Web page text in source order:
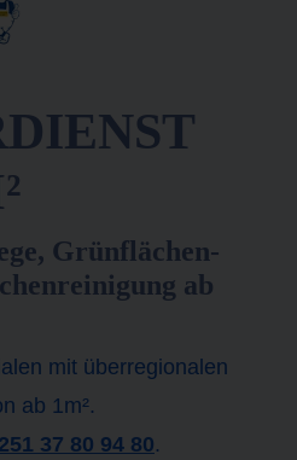
Grünflächen-
ab
mit überregionalen
ab 1m².
37 80 94 80.